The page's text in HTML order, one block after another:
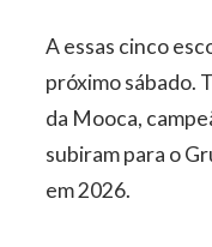
A essas cinco
próximo sábado.
da Mooca,
subiram para o
em 2026.